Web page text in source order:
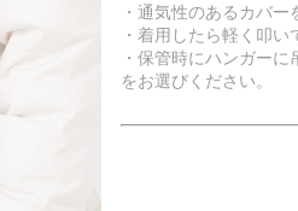
・通気性のあるカバー
・着用したら軽く叩い
・保管時にハンガー
をお選びください。